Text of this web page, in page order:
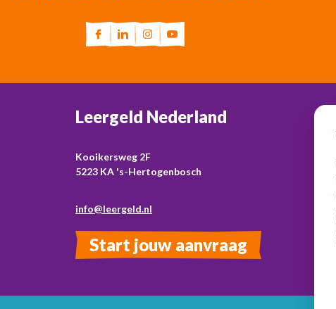
Leergeld Nederland
Kooikersweg 2F
5223 KA 's-Hertogenbosch
info@leergeld.nl
Start jouw aanvraag